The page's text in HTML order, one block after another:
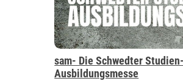
sam- Die Schwedter
Ausbildungsmesse